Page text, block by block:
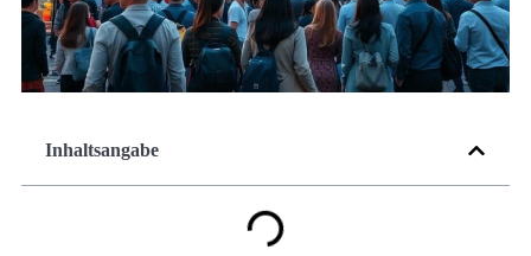
Inhaltsangabe